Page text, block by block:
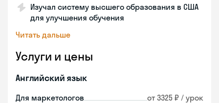
Изучал систему высшего образования в США
для улучшения обучения
Читать дальше
Услуги и цены
Английский язык
Для маркетологов от 3325 ₽ / урок